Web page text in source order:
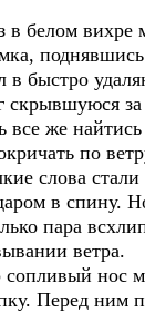
в белом вихре
в быстро
скрывшуюся
все же
по
слова
в спину.
пара
ветра.
сопливый нос
Перед ним